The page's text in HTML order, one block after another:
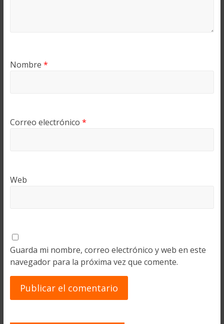
Nombre *
Correo electrónico *
Web
Guarda mi nombre, correo electrónico y web en este
navegador para la próxima vez que comente.